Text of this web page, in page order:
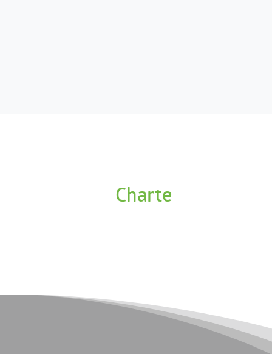
Charte